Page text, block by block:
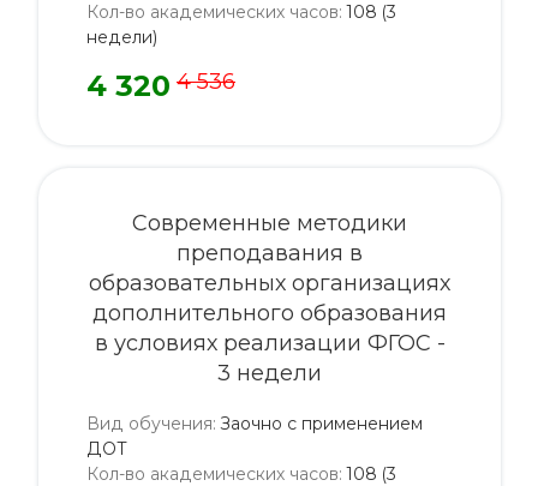
Кол-во академических часов: 108 (3
недели)
4 320 4 536
Современные методики
преподавания в
образовательных организациях
дополнительного образования
в условиях реализации ФГОС -
3 недели
Вид обучения: Заочно с применением
ДОТ
Кол-во академических часов: 108 (3